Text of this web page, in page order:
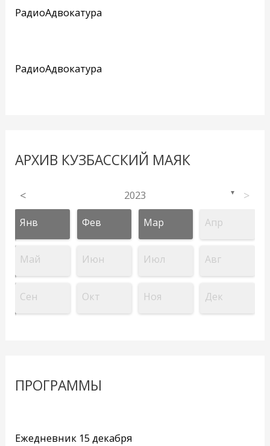
РадиоАдвокатура
РадиоАдвокатура
АРХИВ КУЗБАССКИЙ МАЯК
< 2023 ▼ >
Янв Фев Мар Апр
Май Июн Июл Авг
Сен Окт Ноя Дек
ПРОГРАММЫ
Ежедневник 15 декабря